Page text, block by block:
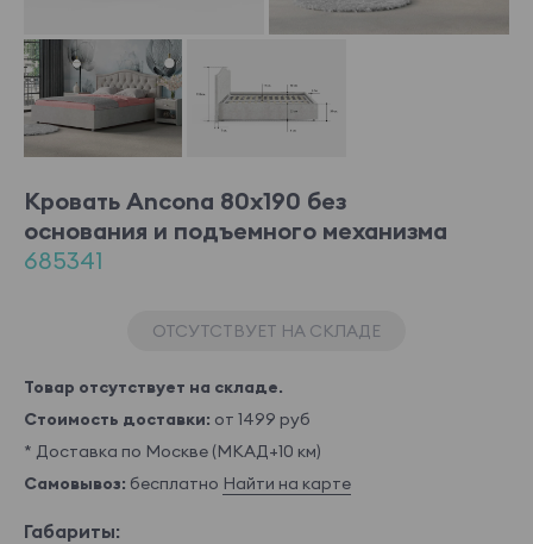
Кровать Ancona 80x190 без
основания и подъемного механизма
685341
ОТСУТСТВУЕТ НА СКЛАДЕ
Товар отсутствует на складе.
Стоимость доставки: от 1499 руб
* Доставка по Москве (МКАД+10 км)
Самовывоз: бесплатно Найти на карте
Габариты: